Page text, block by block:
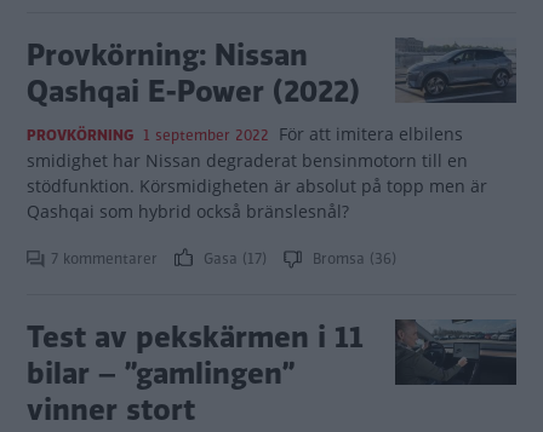
Provkörning: Nissan
Qashqai E-Power (2022)
PROVKÖRNING 1 september 2022 För att imitera elbilens
smidighet har Nissan degraderat bensinmotorn till en
stödfunktion. Körsmidigheten är absolut på topp men är
Qashqai som hybrid också bränslesnål?
7 kommentarer Gasa (17) Bromsa (36)
Test av pekskärmen i 11
bilar – ”gamlingen”
vinner stort